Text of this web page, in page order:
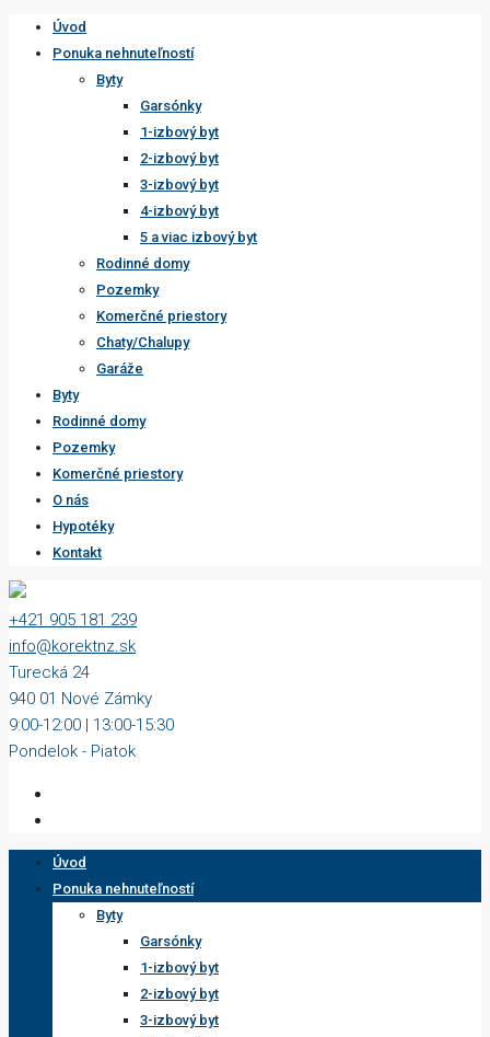
Úvod
Ponuka nehnuteľností
Byty
Garsónky
1-izbový byt
2-izbový byt
3-izbový byt
4-izbový byt
5 a viac izbový byt
Rodinné domy
Pozemky
Komerčné priestory
Chaty/Chalupy
Garáže
Byty
Rodinné domy
Pozemky
Komerčné priestory
O nás
Hypotéky
Kontakt
+421 905 181 239
info@korektnz.sk
Turecká 24
940 01 Nové Zámky
9:00-12:00 | 13:00-15:30
Pondelok - Piatok
Úvod
Ponuka nehnuteľností
Byty
Garsónky
1-izbový byt
2-izbový byt
3-izbový byt